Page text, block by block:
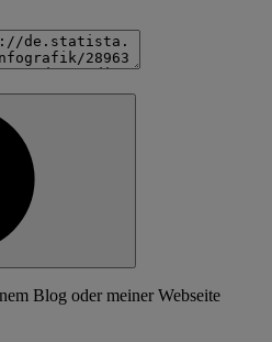
Blog oder meiner Webseite